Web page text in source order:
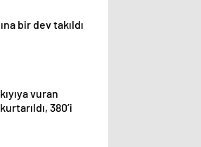
bir dev takıldı
vuran
380’i